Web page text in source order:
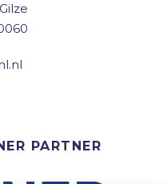
PARTNER